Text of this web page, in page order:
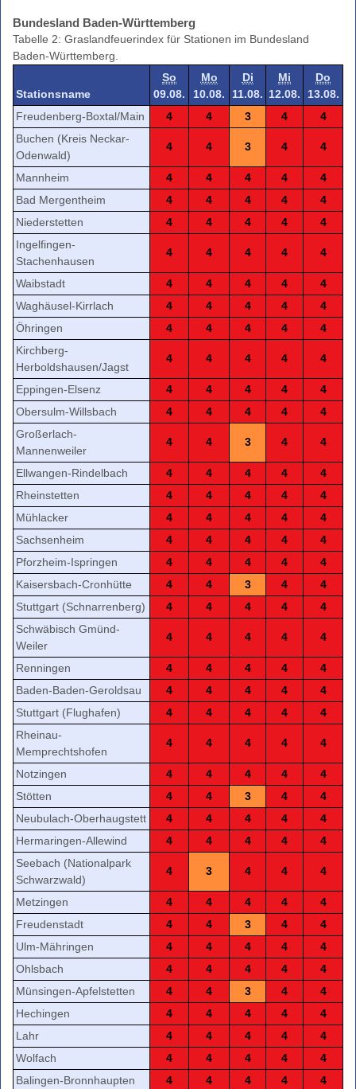
Bundesland Baden-Württemberg
Tabelle 2: Graslandfeuerindex für Stationen im Bundesland
Baden-Württemberg.
Stationsname
So
09.08.
Mo
10.08.
Di
11.08.
Mi
12.08.
Do
13.08.
Freudenberg-Boxtal/Main
4 4 3 4
4
Buchen (Kreis Neckar-
Odenwald)
4 4 3 4 4
Mannheim 4 4 4 4
4
Bad Mergentheim
4 4 4 4
4
Niederstetten
4 4 4 4
4
Ingelfingen-
Stachenhausen
4 4 4 4 4
Waibstadt 4 4 4 4
4
Waghäusel-Kirrlach
4 4 4 4
4
Öhringen
4 4 4 4
4
Kirchberg-
Herboldshausen/Jagst
4 4 4 4 4
Eppingen-Elsenz 4 4 4 4
4
Obersulm-Willsbach
4 4 4 4
4
Großerlach-
Mannenweiler
4 4 3 4 4
Ellwangen-Rindelbach 4 4 4 4
4
Rheinstetten
4 4 4 4
4
Mühlacker
4 4 4 4
4
Sachsenheim
4 4 4 4
4
Pforzheim-Ispringen
4 4 4 4
4
Kaisersbach-Cronhütte
4 4 3 4
4
Stuttgart (Schnarrenberg)
4 4 4 4
4
Schwäbisch Gmünd-
Weiler
4 4 4 4 4
Renningen 4 4 4 4
4
Baden-Baden-Geroldsau
4 4 4 4
4
Stuttgart (Flughafen)
4 4 4 4
4
Rheinau-
Memprechtshofen
4 4 4 4 4
Notzingen 4 4 4 4
4
Stötten
4 4 3 4
4
Neubulach-Oberhaugstett
4 4 4 4
4
Hermaringen-Allewind
4 4 4 4
4
Seebach (Nationalpark
Schwarzwald)
4 3 4 4 4
Metzingen 4 4 4 4
4
Freudenstadt
4 4 3 4
4
Ulm-Mähringen
4 4 4 4
4
Ohlsbach
4 4 4 4
4
Münsingen-Apfelstetten
4 4 3 4
4
Hechingen
4 4 4 4
4
Lahr
4 4 4 4
4
Wolfach
4 4 4 4
4
Balingen-Bronnhaupten
4 4 4 4
4